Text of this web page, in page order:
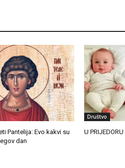
Pantelija: Evo kakvi su
dan
Društvo
U